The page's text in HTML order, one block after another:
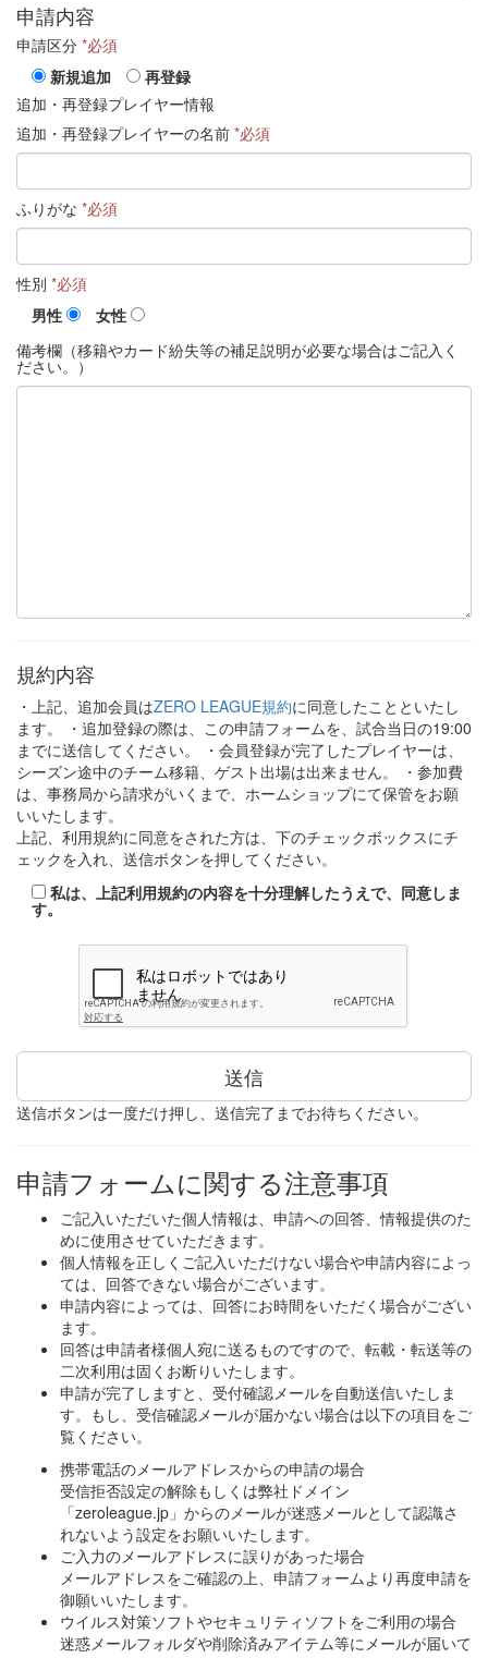
申請内容
申請区分 *必須
新規追加
再登録
追加・再登録プレイヤー情報
追加・再登録プレイヤーの名前 *必須
ふりがな *必須
性別 *必須
男性
女性
備考欄 （移籍やカード紛失等の補足説明が必要な場合はご記入く
ださい。）
規約内容
・上記、追加会員はZERO LEAGUE規約に同意したことといたし
ます。 ・追加登録の際は、この申請フォームを、試合当日の19:00
までに送信してください。 ・会員登録が完了したプレイヤーは、
シーズン途中のチーム移籍、ゲスト出場は出来ません。 ・参加費
は、事務局から請求がいくまで、ホームショップにて保管をお願
いいたします。
上記、利用規約に同意をされた方は、下のチェックボックスにチ
ェックを入れ、送信ボタンを押してください。
私は、上記利用規約の内容を十分理解したうえで、同意しま
す。
送信ボタンは一度だけ押し、送信完了までお待ちください。
申請フォームに関する注意事項
ご記入いただいた個人情報は、申請への回答、情報提供のた
めに使用させていただきます。
個人情報を正しくご記入いただけない場合や申請内容によっ
ては、回答できない場合がございます。
申請内容によっては、回答にお時間をいただく場合がござい
ます。
回答は申請者様個人宛に送るものですので、転載・転送等の
二次利用は固くお断りいたします。
申請が完了しますと、受付確認メールを自動送信いたしま
す。もし、受信確認メールが届かない場合は以下の項目をご
覧ください。
携帯電話のメールアドレスからの申請の場合
受信拒否設定の解除もしくは弊社ドメイン
「zeroleague.jp」からのメールが迷惑メールとして認識さ
れないよう設定をお願いいたします。
ご入力のメールアドレスに誤りがあった場合
メールアドレスをご確認の上、申請フォームより再度申請を
御願いいたします。
ウイルス対策ソフトやセキュリティソフトをご利用の場合
迷惑メールフォルダや削除済みアイテム等にメールが届いて